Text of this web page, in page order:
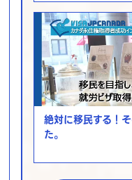
絶対に移民する！
た。